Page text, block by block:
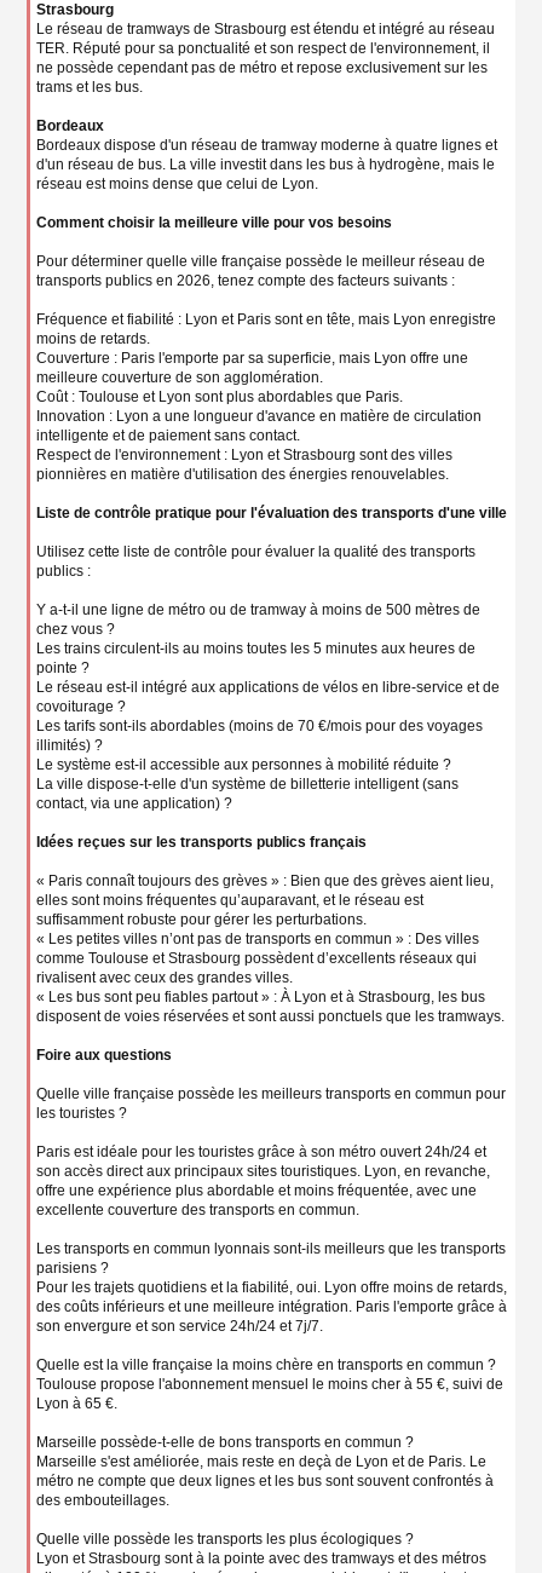
Strasbourg
Le réseau de tramways de Strasbourg est étendu et intégré au réseau
TER. Réputé pour sa ponctualité et son respect de l'environnement, il
ne possède cependant pas de métro et repose exclusivement sur les
trams et les bus.
Bordeaux
Bordeaux dispose d'un réseau de tramway moderne à quatre lignes et
d'un réseau de bus. La ville investit dans les bus à hydrogène, mais le
réseau est moins dense que celui de Lyon.
Comment choisir la meilleure ville pour vos besoins
Pour déterminer quelle ville française possède le meilleur réseau de
transports publics en 2026, tenez compte des facteurs suivants :
Fréquence et fiabilité : Lyon et Paris sont en tête, mais Lyon enregistre
moins de retards.
Couverture : Paris l'emporte par sa superficie, mais Lyon offre une
meilleure couverture de son agglomération.
Coût : Toulouse et Lyon sont plus abordables que Paris.
Innovation : Lyon a une longueur d'avance en matière de circulation
intelligente et de paiement sans contact.
Respect de l'environnement : Lyon et Strasbourg sont des villes
pionnières en matière d'utilisation des énergies renouvelables.
Liste de contrôle pratique pour l'évaluation des transports d'une ville
Utilisez cette liste de contrôle pour évaluer la qualité des transports
publics :
Y a-t-il une ligne de métro ou de tramway à moins de 500 mètres de
chez vous ?
Les trains circulent-ils au moins toutes les 5 minutes aux heures de
pointe ?
Le réseau est-il intégré aux applications de vélos en libre-service et de
covoiturage ?
Les tarifs sont-ils abordables (moins de 70 €/mois pour des voyages
illimités) ?
Le système est-il accessible aux personnes à mobilité réduite ?
La ville dispose-t-elle d'un système de billetterie intelligent (sans
contact, via une application) ?
Idées reçues sur les transports publics français
« Paris connaît toujours des grèves » : Bien que des grèves aient lieu,
elles sont moins fréquentes qu’auparavant, et le réseau est
suffisamment robuste pour gérer les perturbations.
« Les petites villes n’ont pas de transports en commun » : Des villes
comme Toulouse et Strasbourg possèdent d’excellents réseaux qui
rivalisent avec ceux des grandes villes.
« Les bus sont peu fiables partout » : À Lyon et à Strasbourg, les bus
disposent de voies réservées et sont aussi ponctuels que les tramways.
Foire aux questions
Quelle ville française possède les meilleurs transports en commun pour
les touristes ?
Paris est idéale pour les touristes grâce à son métro ouvert 24h/24 et
son accès direct aux principaux sites touristiques. Lyon, en revanche,
offre une expérience plus abordable et moins fréquentée, avec une
excellente couverture des transports en commun.
Les transports en commun lyonnais sont-ils meilleurs que les transports
parisiens ?
Pour les trajets quotidiens et la fiabilité, oui. Lyon offre moins de retards,
des coûts inférieurs et une meilleure intégration. Paris l'emporte grâce à
son envergure et son service 24h/24 et 7j/7.
Quelle est la ville française la moins chère en transports en commun ?
Toulouse propose l'abonnement mensuel le moins cher à 55 €, suivi de
Lyon à 65 €.
Marseille possède-t-elle de bons transports en commun ?
Marseille s'est améliorée, mais reste en deçà de Lyon et de Paris. Le
métro ne compte que deux lignes et les bus sont souvent confrontés à
des embouteillages.
Quelle ville possède les transports les plus écologiques ?
Lyon et Strasbourg sont à la pointe avec des tramways et des métros